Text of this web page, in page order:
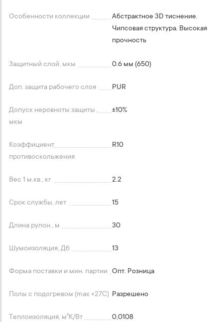
Особенности коллекции
Абстрактное 3D тиснение.
Чипсовая структура. Высокая
прочность
Защитный слой, мкм 0.6 мм (650)
Доп. защита рабочего слоя PUR
Допуск неровноты защиты ,
мкм
+-10%
Коэффициент
противоскольжения
R10
Вес 1 м.кв., кг 2.2
Срок службы, лет 15
Длина рулон., м 30
Шумоизоляция, Дб 13
Форма поставки и мин. партии Опт. Розница
Полы с подогревом (max +27C) Разрешено
Теплоизоляция, м²K/Вт 0,0108